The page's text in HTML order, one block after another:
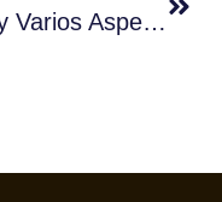
«Hay Varios Aspectos Relacionados Con El Sabor Del Café Que Todavía No Hemos Logrado Entender» MARIO FERNÁNDEZ, Director Técnico SCA